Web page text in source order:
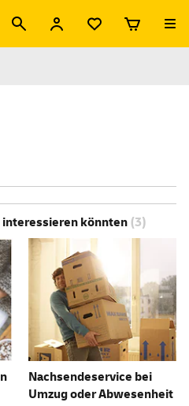
könnten (3)
Nachsendeservice bei
Umzug oder Abwesenheit